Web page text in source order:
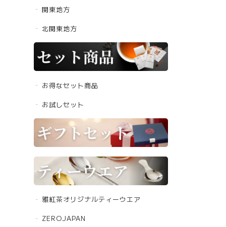
関東地方
北関東地方
お得なセット商品
お試しセット
雅紅茶オリジナルティーウエア
ZEROJAPAN